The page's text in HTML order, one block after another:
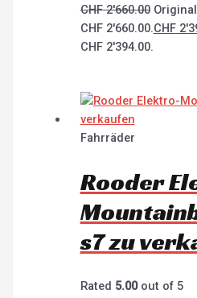
CHF2'660.00
CHF 2'660.00.CHF
CHF 2'394.00.
Fahrräder
Rooder
s7 zu
Rated 5.00out of 5